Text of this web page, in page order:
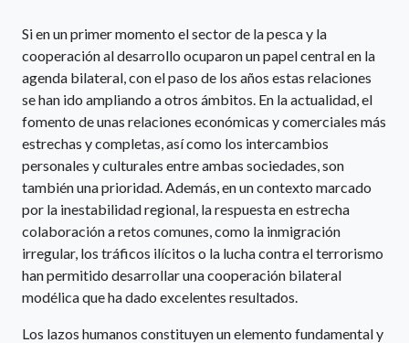
Si en un primer momento el sector de la pesca y la
cooperación al desarrollo ocuparon un papel central en la
agenda bilateral, con el paso de los años estas relaciones
se han ido ampliando a otros ámbitos. En la actualidad, el
fomento de unas relaciones económicas y comerciales más
estrechas y completas, así como los intercambios
personales y culturales entre ambas sociedades, son
también una prioridad. Además, en un contexto marcado
por la inestabilidad regional, la respuesta en estrecha
colaboración a retos comunes, como la inmigración
irregular, los tráficos ilícitos o la lucha contra el terrorismo
han permitido desarrollar una cooperación bilateral
modélica que ha dado excelentes resultados.
Los lazos humanos constituyen un elemento fundamental y